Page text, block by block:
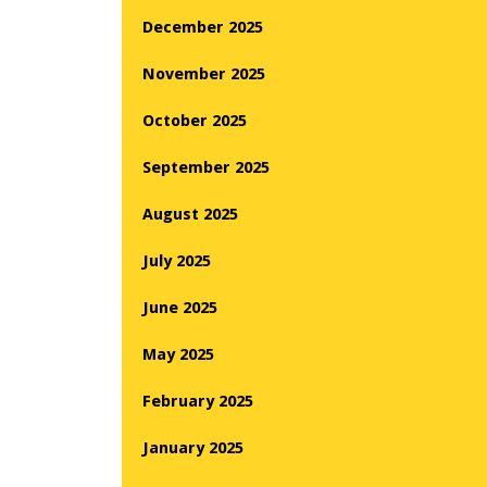
December 2025
November 2025
October 2025
September 2025
August 2025
July 2025
June 2025
May 2025
February 2025
January 2025